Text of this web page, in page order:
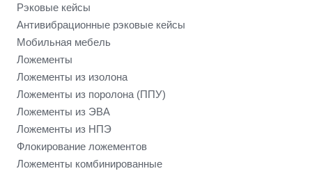
Рэковые кейсы
Антивибрационные рэковые кейсы
Мобильная мебель
Ложементы
Ложементы из изолона
Ложементы из поролона (ППУ)
Ложементы из ЭВА
Ложементы из НПЭ
Флокирование ложементов
Ложементы комбинированные